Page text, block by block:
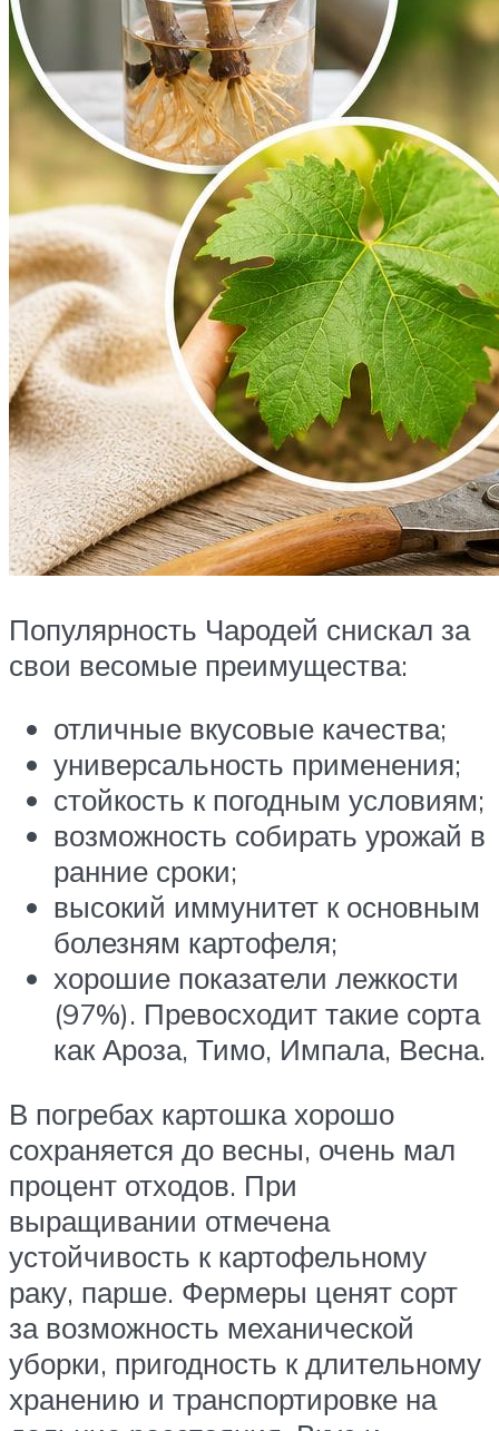
Популярность Чародей снискал за
свои весомые преимущества:
отличные вкусовые качества;
универсальность применения;
стойкость к погодным условиям;
возможность собирать урожай в
ранние сроки;
высокий иммунитет к основным
болезням картофеля;
хорошие показатели лежкости
(97%). Превосходит такие сорта
как Ароза, Тимо, Импала, Весна.
В погребах картошка хорошо
сохраняется до весны, очень мал
процент отходов. При
выращивании отмечена
устойчивость к картофельному
раку, парше. Фермеры ценят сорт
за возможность механической
уборки, пригодность к длительному
хранению и транспортировке на